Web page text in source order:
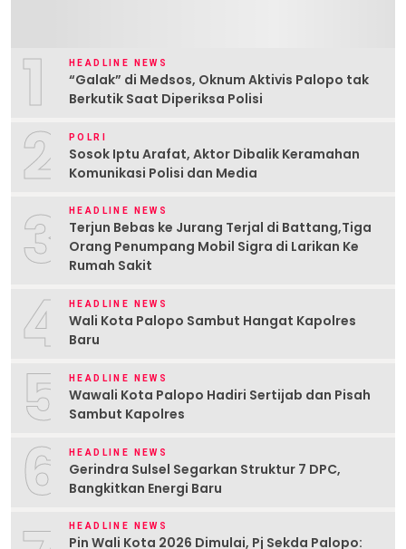
1 HEADLINE NEWS
“Galak” di Medsos, Oknum Aktivis Palopo tak
Berkutik Saat Diperiksa Polisi
2 POLRI
Sosok Iptu Arafat, Aktor Dibalik Keramahan
Komunikasi Polisi dan Media
3 HEADLINE NEWS
Terjun Bebas ke Jurang Terjal di Battang,Tiga
Orang Penumpang Mobil Sigra di Larikan Ke
Rumah Sakit
4 HEADLINE NEWS
Wali Kota Palopo Sambut Hangat Kapolres
Baru
5 HEADLINE NEWS
Wawali Kota Palopo Hadiri Sertijab dan Pisah
Sambut Kapolres
6 HEADLINE NEWS
Gerindra Sulsel Segarkan Struktur 7 DPC,
Bangkitkan Energi Baru
HEADLINE NEWS
Pin Wali Kota 2026 Dimulai, Pj Sekda Palopo: